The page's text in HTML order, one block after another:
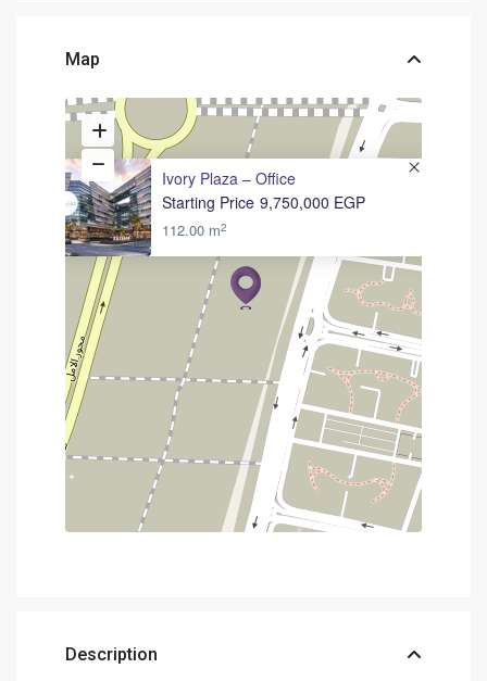
Map
Ivory Plaza – Office
Starting Price 9,750,000 EGP
112.00 m2
Description